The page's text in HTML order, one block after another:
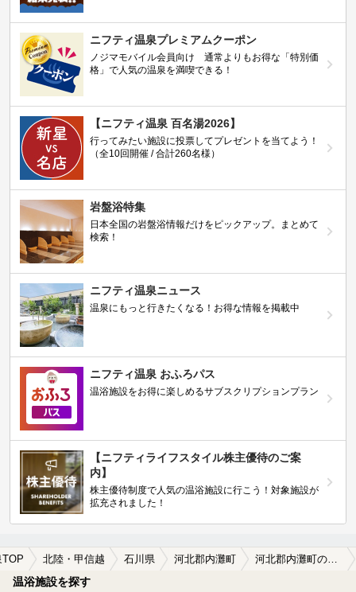
ニフティ温泉プレミアムクーポン
ノジマモバイル会員向け 通常よりもお得な「特別価
格」で人気の温泉を満喫できる！
【ニフティ温泉 百名湯2026】
行ってみたい施設に投票してプレゼントを当てよう！
（全10回開催 / 合計260名様）
岩盤浴特集
日本全国の岩盤浴情報だけをピックアップ。まとめて
検索！
ニフティ温泉ニュース
温泉にもっと行きたくなる！お得な情報を掲載中
ニフティ温泉 おふろパス
温浴施設をお得に楽しめるサブスクリプションプラン
【ニフティライフスタイル株主優待のご案
内】
株主優待制度で人気の温浴施設に行こう！対象施設が
拡充されました！
TOP 北陸・甲信越 石川県 河北郡内灘町
温浴施設を探す